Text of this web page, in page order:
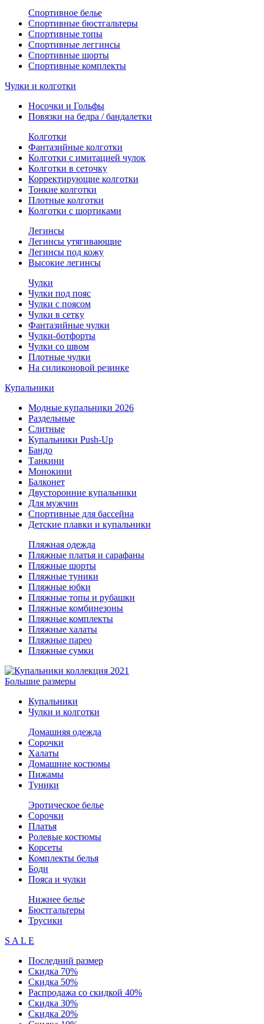
Спортивное белье
Спортивные бюстгальтеры
Спортивные топы
Спортивные леггинсы
Спортивные шорты
Спортивные комплекты
Чулки и колготки
Носочки и Гольфы
Повязки на бедра / бандалетки
Колготки
Фантазийные колготки
Колготки с имитацией чулок
Колготки в сеточку
Корректирующие колготки
Тонкие колготки
Плотные колготки
Колготки с шортиками
Легинсы
Легинсы утягивающие
Легинсы под кожу
Высокие легинсы
Чулки
Чулки под пояс
Чулки с поясом
Чулки в сетку
Фантазийные чулки
Чулки-ботфорты
Чулки со швом
Плотные чулки
На силиконовой резинке
Купальники
Модные купальники 2026
Раздельные
Слитные
Купальники Push-Up
Бандо
Танкини
Монокини
Балконет
Двусторонние купальники
Для мужчин
Спортивные для бассейна
Детские плавки и купальники
Пляжная одежда
Пляжные платья и сарафаны
Пляжные шорты
Пляжные туники
Пляжные юбки
Пляжные топы и рубашки
Пляжные комбинезоны
Пляжные комплекты
Пляжные халаты
Пляжные парео
Пляжные сумки
Большие размеры
Купальники
Чулки и колготки
Домашняя одежда
Сорочки
Халаты
Домашние костюмы
Пижамы
Туники
Эротическое белье
Сорочки
Платья
Ролевые костюмы
Корсеты
Комплекты белья
Боди
Пояса и чулки
Нижнее белье
Бюстгальтеры
Трусики
S A L E
Последний размер
Скидка 70%
Скидка 50%
Распродажа со скидкой 40%
Скидка 30%
Скидка 20%